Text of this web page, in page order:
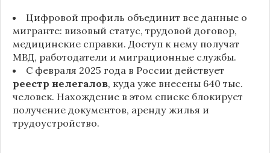
Цифровой профиль объединит все данные о
мигранте: визовый статус, трудовой договор,
медицинские справки. Доступ к нему получат
МВД, работодатели и миграционные службы.
С февраля 2025 года в России действует
реестр нелегалов, куда уже внесены 640 тыс.
человек. Нахождение в этом списке блокирует
получение документов, аренду жилья и
трудоустройство.